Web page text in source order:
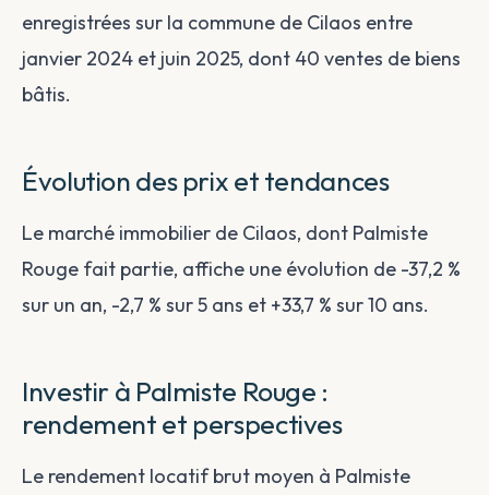
enregistrées sur la commune de Cilaos entre
janvier 2024 et juin 2025, dont 40 ventes de biens
bâtis.
Évolution des prix et tendances
Le marché immobilier de Cilaos, dont Palmiste
Rouge fait partie, affiche une évolution de -37,2 %
sur un an, -2,7 % sur 5 ans et +33,7 % sur 10 ans.
Investir à Palmiste Rouge :
rendement et perspectives
Le rendement locatif brut moyen à Palmiste